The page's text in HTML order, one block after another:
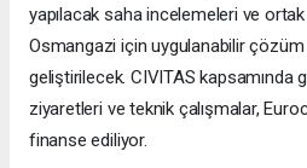
yapılacak saha incelemeleri ve
Osmangazi için uygulanabilir
geliştirilecek. CIVITAS kapsamında
ziyaretleri ve teknik çalışmalar,
finanse ediliyor.